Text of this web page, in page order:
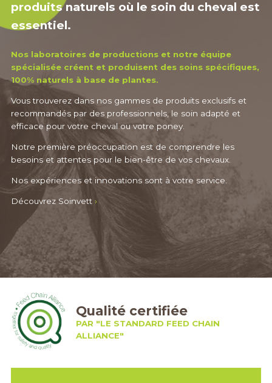
produits naturels où le soin du cheval est
essentiel.
Nos laboratoires de productions et notre équipe
spécialisée créent et produisent des soins spécifiques,
100% naturels à base de plantes.
Vous trouverez dans nos gammes de produits exclusifs et
recommandés par des professionnels, le soin adapté et
efficace pour votre cheval ou votre poney.
Notre première préoccupation est de comprendre les
besoins et attentes pour le bien-être de vos chevaux.
Nos expériences et innovations sont à votre service.
Découvrez Soinvett ›
Qualité certifiée
PAR "LE STANDARD FEED CHAIN
ALLIANCE"